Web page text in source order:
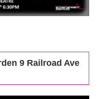
9 Railroad Ave